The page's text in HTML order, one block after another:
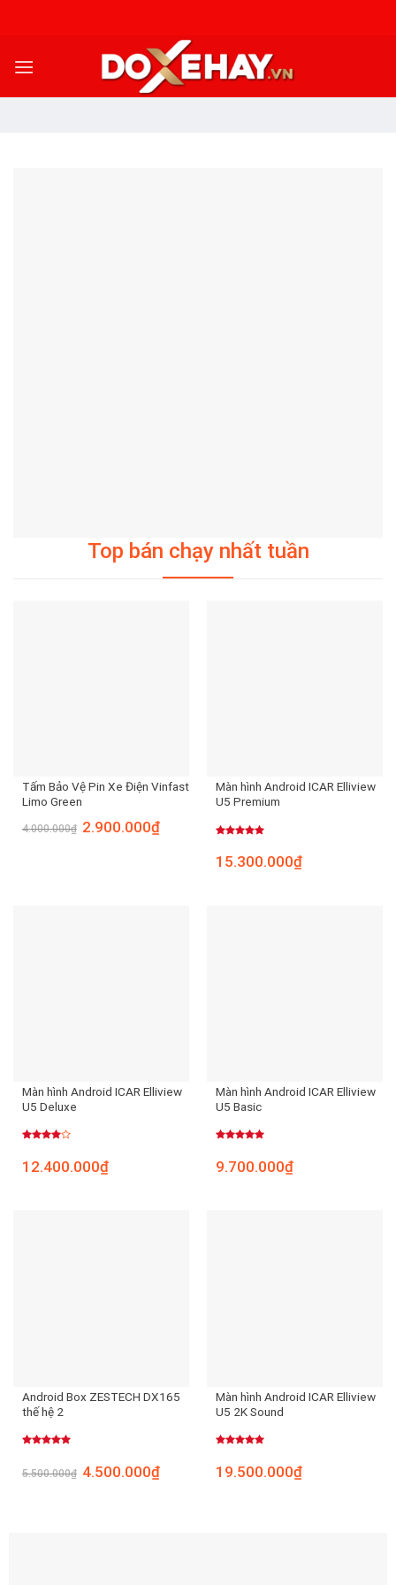
Top bán chạy nhất tuần
Tấm Bảo Vệ Pin Xe Điện Vinfast
Limo Green
4.000.000₫ 2.900.000₫
Màn hình Android ICAR Elliview
U5 Premium
5 sao
15.300.000₫
Màn hình Android ICAR Elliview
U5 Deluxe
hạng
12.400.000₫
Màn hình Android ICAR Elliview
U5 Basic
5 sao
9.700.000₫
Android Box ZESTECH DX165
thế hệ 2
5 sao
5.500.000₫ 4.500.000₫
Màn hình Android ICAR Elliview
U5 2K Sound
5 sao
19.500.000₫